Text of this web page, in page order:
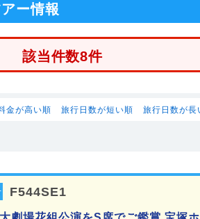
ー情報
該当件数8件
金が高い順 旅行日数が短い順 旅行日数が長
F544SE1